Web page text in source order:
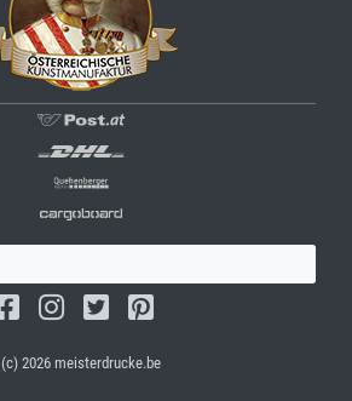
(c) 2026 meisterdrucke.be